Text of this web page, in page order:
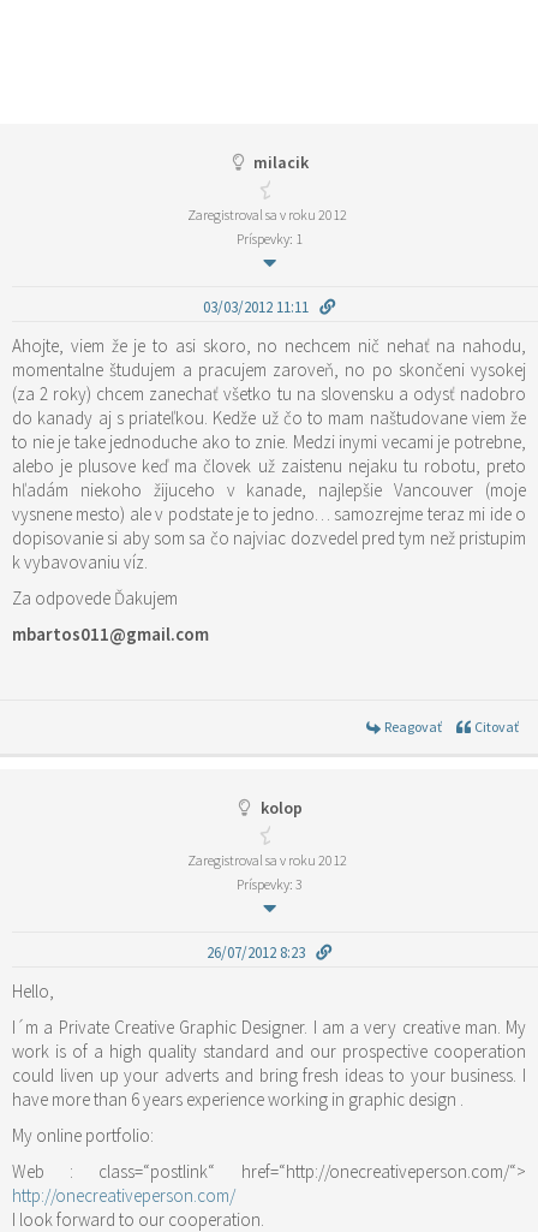
milacik
Zaregistroval sa v roku 2012
Príspevky: 1
03/03/2012 11:11
Ahojte, viem že je to asi skoro, no nechcem nič nehať na nahodu,
momentalne študujem a pracujem zaroveň, no po skončeni vysokej
(za 2 roky) chcem zanechať všetko tu na slovensku a odysť nadobro
do kanady aj s priateľkou. Kedže už čo to mam naštudovane viem že
to nie je take jednoduche ako to znie. Medzi inymi vecami je potrebne,
alebo je plusove keď ma človek už zaistenu nejaku tu robotu, preto
hľadám niekoho žijuceho v kanade, najlepšie Vancouver (moje
vysnene mesto) ale v podstate je to jedno… samozrejme teraz mi ide o
dopisovanie si aby som sa čo najviac dozvedel pred tym než pristupim
k vybavovaniu víz.
Za odpovede Ďakujem
mbartos011@gmail.com
Reagovať Citovať
kolop
Zaregistroval sa v roku 2012
Príspevky: 3
26/07/2012 8:23
Hello,
I´m a Private Creative Graphic Designer. I am a very creative man. My
work is of a high quality standard and our prospective cooperation
could liven up your adverts and bring fresh ideas to your business. I
have more than 6 years experience working in graphic design .
My online portfolio:
Web : class=“postlink“ href=“http://onecreativeperson.com/“>
http://onecreativeperson.com/
I look forward to our cooperation.